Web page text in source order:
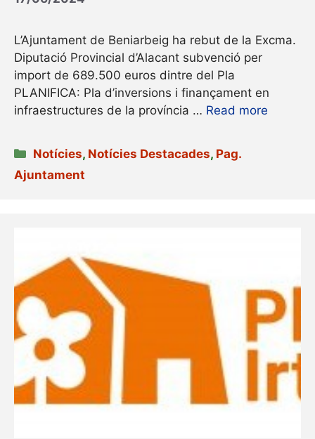
L’Ajuntament de Beniarbeig ha rebut de la Excma.
Diputació Provincial d’Alacant subvenció per
import de 689.500 euros dintre del Pla
PLANIFICA: Pla d’inversions i finançament en
infraestructures de la província … Read more
Categories
Notícies, Notícies Destacades, Pag.
Ajuntament